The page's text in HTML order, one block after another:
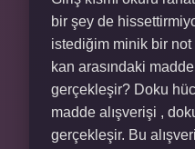
bir şey de
istediğim minik bir
kan arasındaki
gerçekleşir? Doku
madde alışverişi , doku
gerçekleşir. Bu